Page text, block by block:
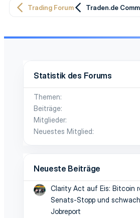
Trading Forum Traden.de
Statistik des Forums
Themen
Beiträge
Mitglieder
Neuestes Mitglied
Neueste Beiträge
Clarity Act auf Eis: Bitcoin
Senats-Stopp und
Jobreport